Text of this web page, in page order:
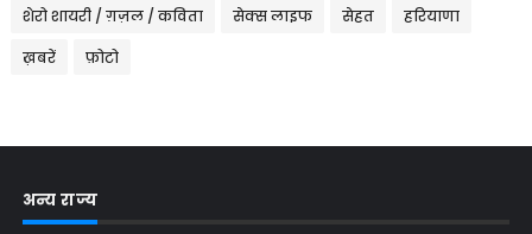
शेरो शायरी / ग़ज़ल / कविता सेक्स लाइफ सेहत हरियाणा
ख़बरें फ़ोटो
अन्य राज्य